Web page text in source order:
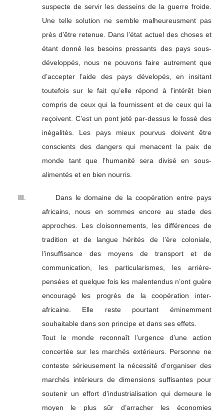
suspecte de servir les desseins de la guerre froide.
Une telle solution ne semble malheureusment pas
près d’être retenue. Dans l’état actuel des choses et
étant donné les besoins pressants des pays sous-
développés, nous ne pouvons faire autrement que
d’accepter l’aide des pays dévelopés, en insitant
toutefois sur le fait qu’elle répond à l’intérêt bien
compris de ceux qui la fournissent et de ceux qui la
reçoivent. C’est un pont jeté par-dessus le fossé des
inégalités. Les pays mieux pourvus doivent être
conscients des dangers qui menacent la paix de
monde tant que l’humanité sera divisé en sous-
alimentés et en bien nourris.
III.
Dans le domaine de la coopération entre pays
africains, nous en sommes encore au stade des
approches. Les cloisonnements, les différences de
tradition et de langue hérités de l’ère coloniale,
l’insuffisance des moyens de transport et de
communication, les particularismes, les arrière-
pensées et quelque fois les malentendus n’ont guère
encouragé les progrès de la coopération inter-
africaine. Elle reste pourtant éminemment
souhaitable dans son principe et dans ses effets.
Tout le monde reconnaît l’urgence d’une action
concertée sur les marchés extérieurs. Personne ne
conteste sérieusement la nécessité d’organiser des
marchés intérieurs de dimensions suffisantes pour
soutenir un effort d’industrialisation qui demeure le
moyen le plus sûr d’arracher les économies